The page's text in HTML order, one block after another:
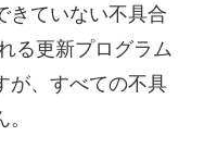
きていない不具合
る更新プログラム
が、すべての不具